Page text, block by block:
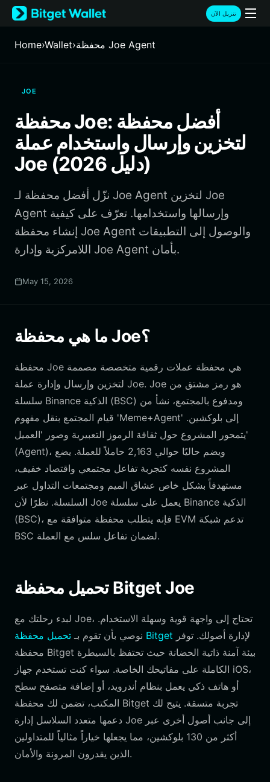
English
日本語
Русский
Italiano
Deutsch
简体中文
繁體中文
Português (Portugal)
ภาษาไทย
हिन्दी
Español
Português (Brasil)
تنزيل الآن
Home›Wallet› محفظة Joe Agent
JOE
محفظة Joe: أفضل محفظة
لتخزين وإرسال واستخدام عملة
Joe (دليل 2026)
نزّل أفضل محفظة لـ Joe Agent لتخزين Joe
Agent وإرسالها واستخدامها. تعرّف على كيفية
إنشاء محفظة Joe Agent والوصول إلى التطبيقات
اللامركزية وإدارة Joe Agent بأمان.
May 15, 2026
ما هي محفظة Joe؟
محفظة Joe هي محفظة عملات رقمية متخصصة مصممة
لتخزين وإرسال وإدارة عملة Joe. Joe هو رمز مشتق من
سلسلة Binance الذكية (BSC) ومدفوع بالمجتمع، نشأ من
قيام المجتمع بنقل مفهوم 'Meme+Agent' إلى بلوكشين.
يتمحور المشروع حول ثقافة الرموز التعبيرية وصور 'العميل'
(Agent)، ويضم حاليًا حوالي 2,163 حاملاً للعملة. يضع
المشروع نفسه كتجربة تفاعل مجتمعي واقتصاد خفيف،
مستهدفاً بشكل خاص عشاق الميم ومجتمعات التداول عبر
السلسلة. نظرًا لأن Joe يعمل على سلسلة Binance الذكية
(BSC)، فإنه يتطلب محفظة متوافقة مع EVM تدعم شبكة
BSC لضمان تفاعل سلس مع العملة.
تحميل محفظة Bitget Joe
لبدء رحلتك مع Joe، تحتاج إلى واجهة قوية وسهلة الاستخدام.
نوصي بأن تقوم بـ تحميل محفظة Bitget
محفظة Bitget بيئة آمنة ذاتية الحضانة حيث تحتفظ بالسيطرة
الكاملة على مفاتيحك الخاصة. سواء كنت تستخدم جهاز iOS،
أو هاتف ذكي يعمل بنظام أندرويد، أو إضافة متصفح سطح
المكتب، تضمن لك محفظة Bitget تجربة متسقة. يتيح لك
دعمها متعدد السلاسل إدارة Joe إلى جانب أصول أخرى عبر
أكثر من 130 بلوكشين، مما يجعلها خياراً مثالياً للمتداولين
الذين يقدرون المرونة والأمان.